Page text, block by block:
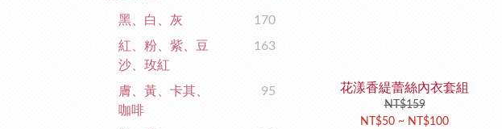
黑、白、灰
170
紅、粉、紫、豆
沙、玫紅
163
膚、黃、卡其、
咖啡
95 花漾香緹蕾絲內衣套組
NT$159
NT$50 ~ NT$100